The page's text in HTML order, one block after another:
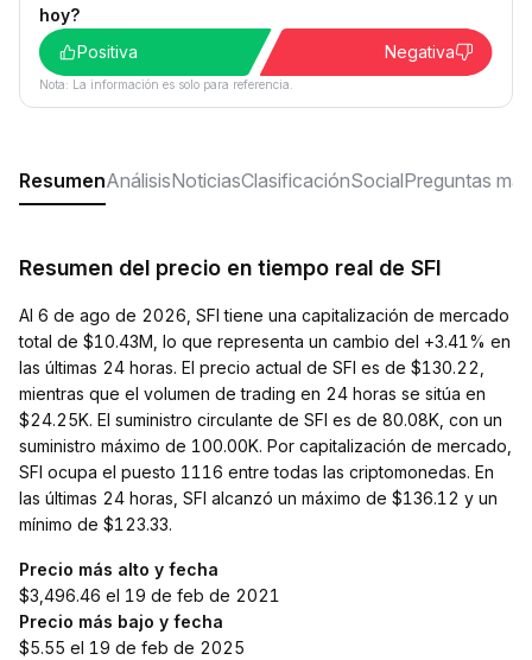
hoy?
Positiva
Negativa
Nota: La información es solo para referencia.
ResumenAnálisisNoticiasClasificaciónSocialPreguntas
Resumen del precio en tiempo real de SFI
Al 6 de ago de 2026, SFI tiene una capitalización de mercado
total de $10.43M, lo que representa un cambio del +3.41% en
las últimas 24 horas. El precio actual de SFI es de $130.22,
mientras que el volumen de trading en 24 horas se sitúa en
$24.25K. El suministro circulante de SFI es de 80.08K, con un
suministro máximo de 100.00K. Por capitalización de mercado,
SFI ocupa el puesto 1116 entre todas las criptomonedas. En
las últimas 24 horas, SFI alcanzó un máximo de $136.12 y un
mínimo de $123.33.
Precio más alto y fecha
$3,496.46 el 19 de feb de 2021
Precio más bajo y fecha
$5.55 el 19 de feb de 2025